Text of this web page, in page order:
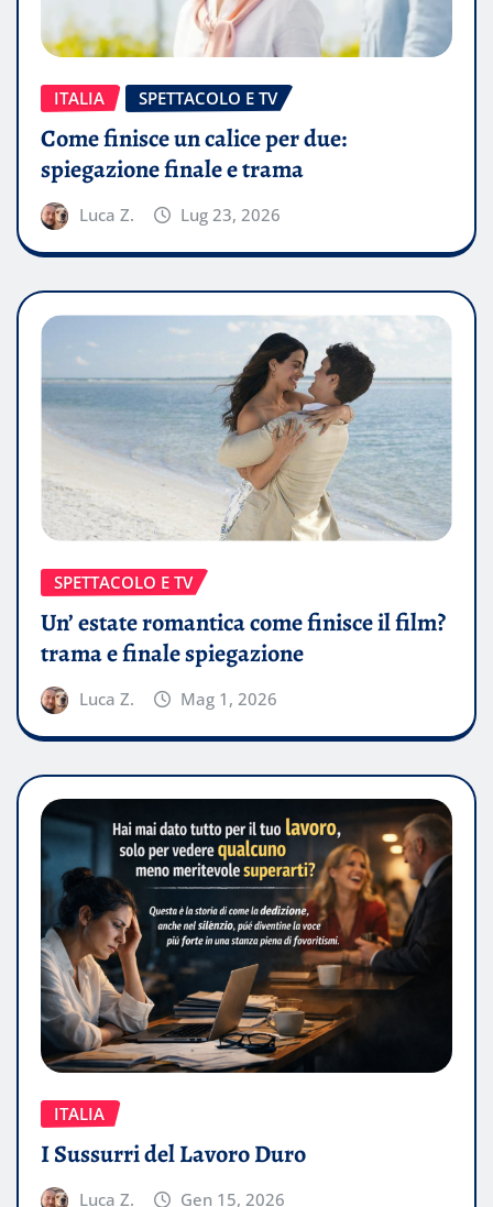
ITALIA SPETTACOLO E TV
Come finisce un calice per due:
spiegazione finale e trama
Luca Z. Lug 23, 2026
SPETTACOLO E TV
Un’ estate romantica come finisce il film?
trama e finale spiegazione
Luca Z. Mag 1, 2026
ITALIA
I Sussurri del Lavoro Duro
Luca Z. Gen 15, 2026